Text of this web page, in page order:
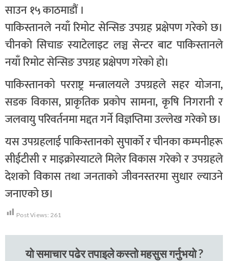
साउन १५ काठमाडौं ।
पाकिस्तानले नयाँ रिमोट सेन्सिङ उपग्रह प्रक्षेपण गरेको छ।
चीनको सिचाङ स्याटेलाइट लञ्च सेन्टर बाट पाकिस्तानले
नयाँ रिमोट सेन्सिङ उपग्रह प्रक्षेपण गरेको हो।
पाकिस्तानको परराष्ट्र मन्त्रालयले उपग्रहले सहर योजना,
सडक विकास, प्राकृतिक प्रकोप सामना, कृषि निगरानी र
जलवायु परिवर्तनमा मद्दत गर्ने विज्ञप्तिमा उल्लेख गरेको छ।
यस उपग्रहलाई पाकिस्तानको सुपार्को र चीनका कम्पनीहरू
सीईटीसी र माइक्रोस्याटले मिलेर विकास गरेको र उपग्रहले
देशको विकास तथा जनताको जीवनस्तरमा सुधार ल्याउने
जनाएको छ।
Post Views: 261
यो समाचार पढेर तपाइले कस्तो महसुस गर्नुभयो ?